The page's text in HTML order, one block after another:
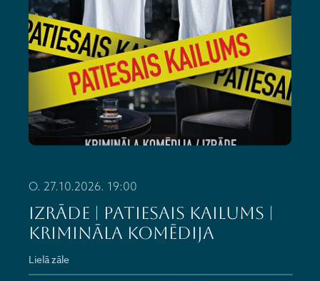
O. 27.10.2026. 19:00
IZRĀDE | PATIESAIS KAILUMS |
krimināla komēdija
Lielā zāle